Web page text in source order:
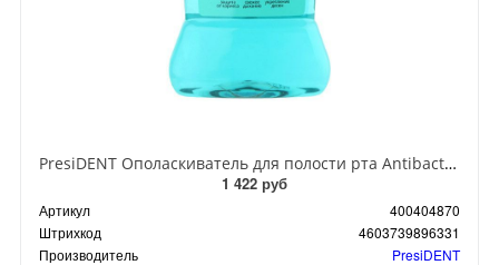
PresiDENT Ополаскиватель для полости рта Antibacterial Мощная защита от бактерий 250 мл
1 422 руб
Артикул
400404870
Штрихкод
4603739896331
Производитель
PresiDENT